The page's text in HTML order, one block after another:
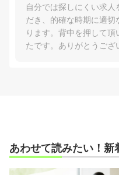
自分では探しにくい求
だき、的確な時期に適
ります。背中を押して
たです。ありがとうござ
あわせて読みたい！新